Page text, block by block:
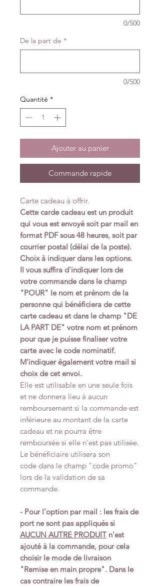
0/500
De la part de *
0/500
Quantité *
Ajouter au panier
Commande rapide
Carte cadeau à offrir.
Cette carde cadeau est un produit
qui vous est envoyé soit par mail en
format PDF sous 48 heures, soit par
courrier postal (délai de la poste).
Choix à indiquer dans les options.
Il vous suffira d'indiquer lors de
votre commande dans le champ
"POUR" le nom et prénom de la
personne qui bénéficiera de cette
carte cadeau et dans le champ "DE
LA PART DE" votre nom et prénom
pour que je puisse finaliser votre
carte avec le code nominatif.
M'indiquer également votre mail si
choix de cet envoi.
Elle est utilisable en une seule fois
et ne donnera lieu à aucun
remboursement si la commande est
inférieure au montant de la carte
cadeau et ne pourra être
remboursée si elle n'est pas utilisée.
Le bénéficiaire utilisera son
code dans le champ "code promo"
lors de la validation de sa
commande.
- Pour l'option par mail : les frais de
port ne sont pas appliqués si
AUCUN AUTRE PRODUIT n'est
ajouté à la commande, pour cela
choisir le mode de livraison
"Remise en main propre". Dans le
cas contraire les frais de